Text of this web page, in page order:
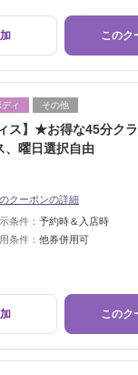
このク
ディ その他
ス】★お得な45分ク
曜日選択自由
クーポンの詳細
条件： 予約時＆入店時
条件： 他券併用可
このク